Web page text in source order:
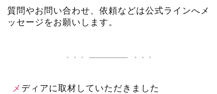
質問やお問い合わせ、依頼などは公式ラインへメ
ッセージをお願いします。
メディアに取材していただきました